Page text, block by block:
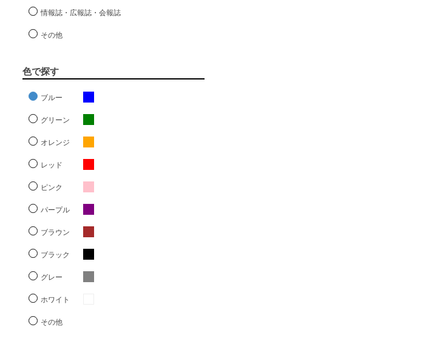
情報誌・広報誌・会報誌
その他
色で探す
ブルー
グリーン
オレンジ
レッド
ピンク
パープル
ブラウン
ブラック
グレー
ホワイト
その他